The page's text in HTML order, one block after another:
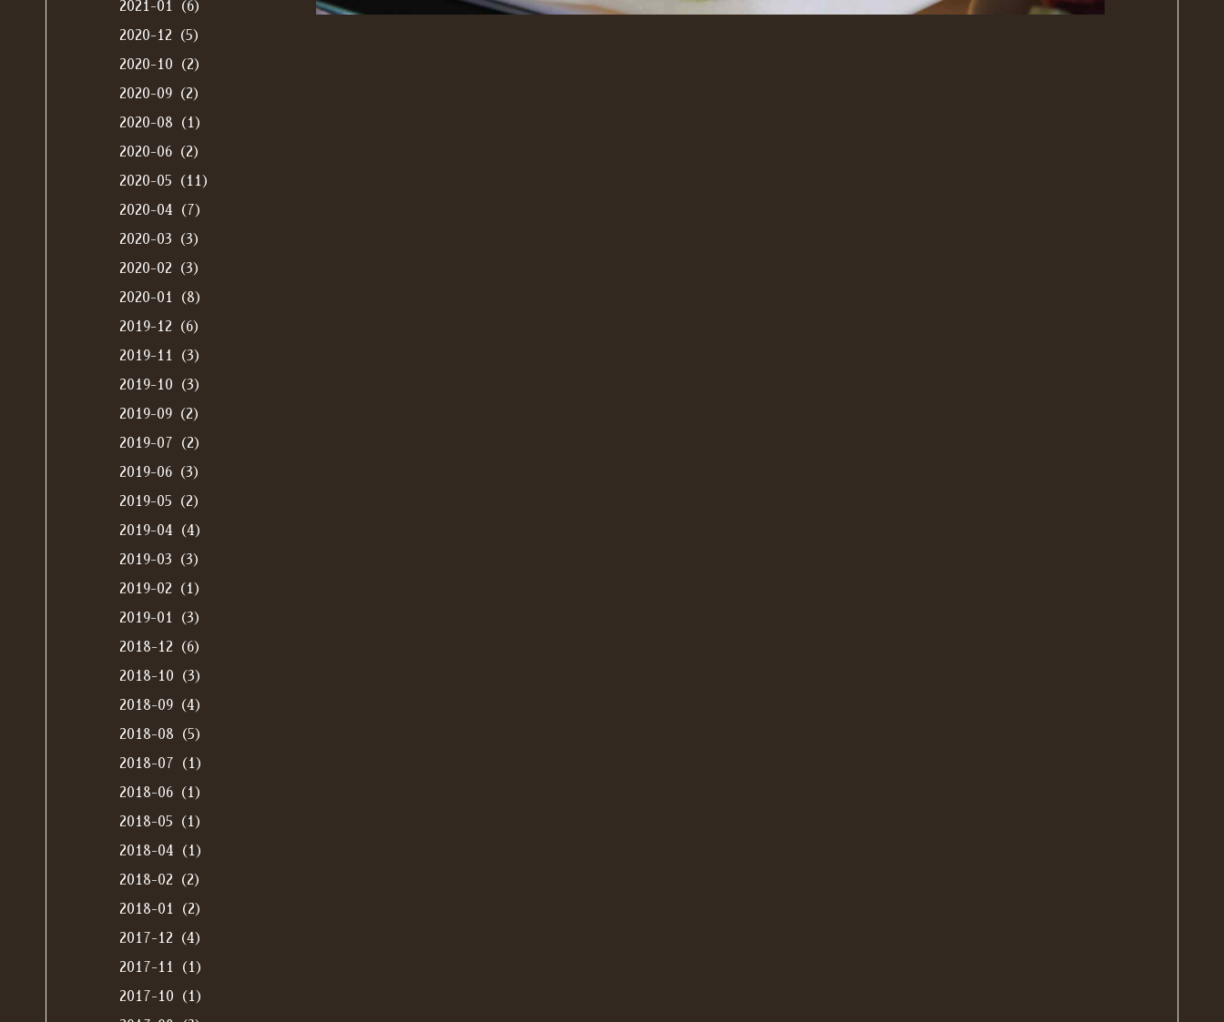
2021-01（6）
2020-12（5）
2020-10（2）
2020-09（2）
2020-08（1）
2020-06（2）
2020-05（11）
2020-04（7）
2020-03（3）
2020-02（3）
2020-01（8）
2019-12（6）
2019-11（3）
2019-10（3）
2019-09（2）
2019-07（2）
2019-06（3）
2019-05（2）
2019-04（4）
2019-03（3）
2019-02（1）
2019-01（3）
2018-12（6）
2018-10（3）
2018-09（4）
2018-08（5）
2018-07（1）
2018-06（1）
2018-05（1）
2018-04（1）
2018-02（2）
2018-01（2）
2017-12（4）
2017-11（1）
2017-10（1）